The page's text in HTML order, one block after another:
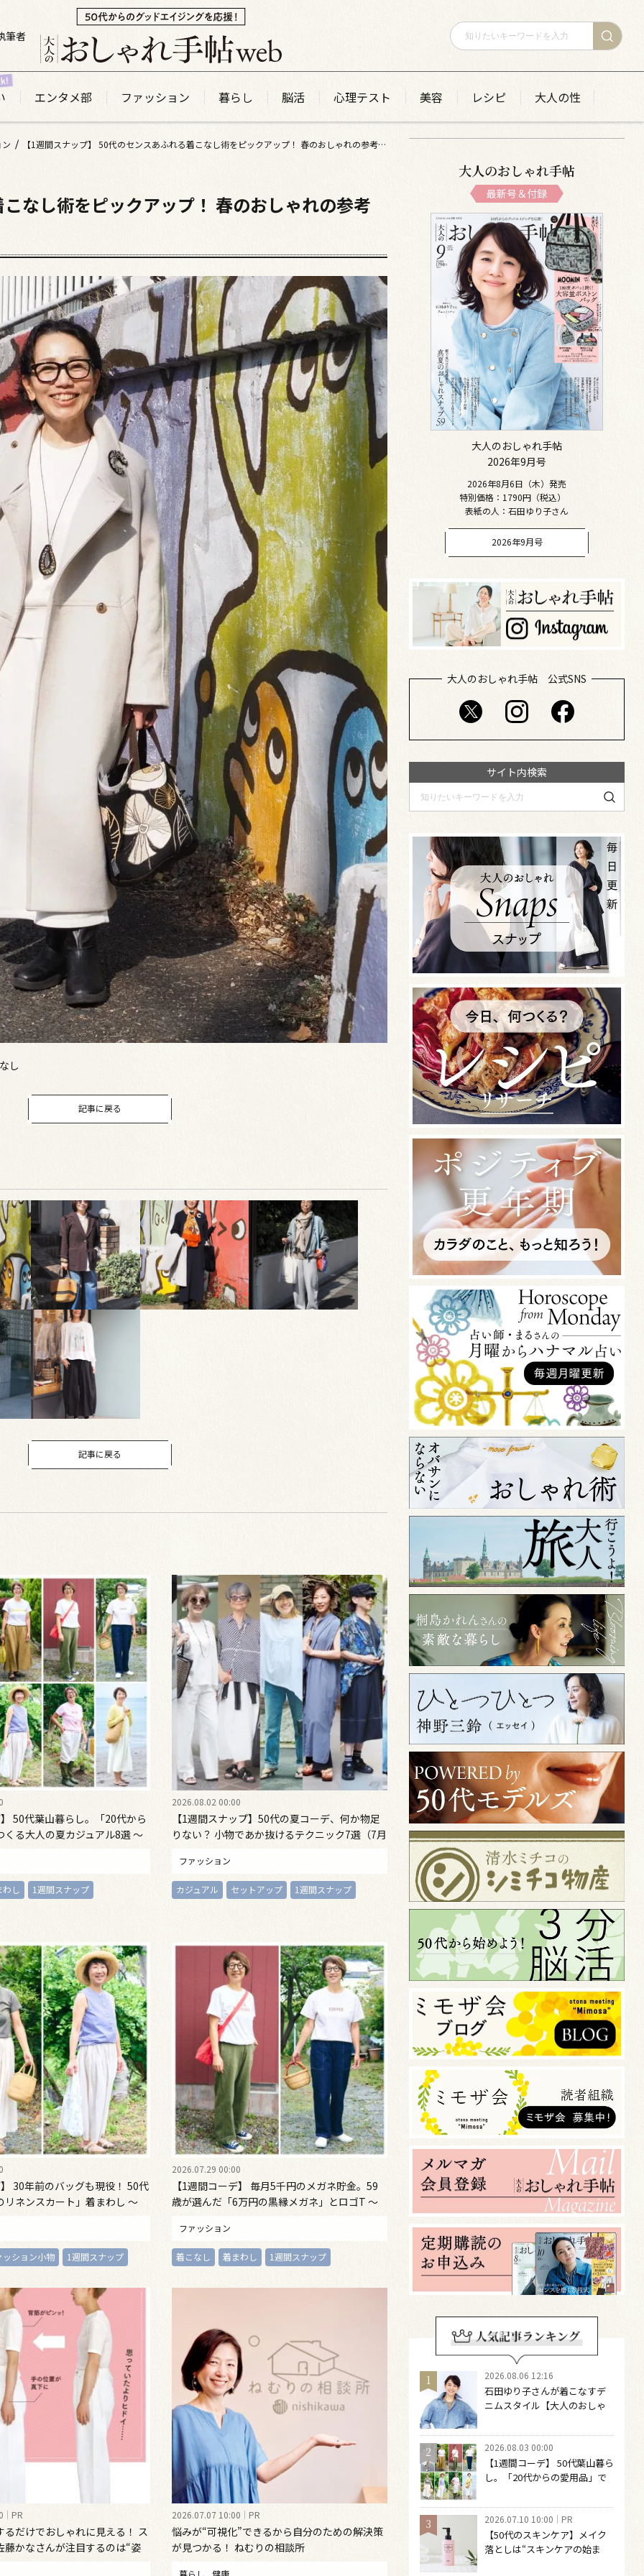
筆者
エンタメ部 ファッション 暮らし 脳活 心理テスト 美容 レシピ 大人の性
【1週間スナップ】 50代のセンスあふれる着こなし術をピックアップ！ 春のおしゃれの参考に♡
なし術をピックアップ！ 春のおしゃれの参考
し
記事に戻る
記事に戻る
50代葉山暮らし。「20代から
くる大人の夏カジュアル8選 ～
わし 1週間スナップ
2026.08.02 00:00
【1週間スナップ】50代の夏コーデ、何か物足
りない？ 小物であか抜けるテクニック7選（7月
ファッション
カジュアル セットアップ 1週間スナップ
30年前のバッグも現役！ 50代
リネンスカート」着まわし ～
ッション小物 1週間スナップ
2026.07.29 00:00
【1週間コーデ】 毎月5千円のメガネ貯金。59
歳が選んだ「6万円の黒縁メガネ」とロゴT ～
ファッション
着こなし 着まわし 1週間スナップ
PR
るだけでおしゃれに見える！ ス
藤かなさんが注目するのは“姿
2026.07.07 10:00 PR
悩みが“可視化”できるから自分のための解決策
が見つかる！ ねむりの相談所
暮らし 健康
大人のおしゃれ手帖
最新号＆付録
大人のおしゃれ手帖
2026年9月号
2026年8月6日（木）発売
特別価格：1790円（税込）
表紙の人：石田ゆり子さん
2026年9月号
大人のおしゃれ手帖 公式SNS
サイト内検索
2026.08.06 12:16
石田ゆり子さんが着こなすデ
ニムスタイル【大人のおしゃ
どファッションは自由になる
2026.08.03 00:00
【1週間コーデ】 50代葉山暮ら
し。「20代からの愛用品」で
～ 桐野恵美さん #022 Emi
Kirino～
2026.07.10 10:00 PR
【50代のスキンケア】メイク
落としは“スキンケアの始ま